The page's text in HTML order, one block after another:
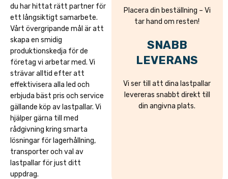
du har hittat rätt partner för
ett långsiktigt samarbete.
Vårt övergripande mål är att
skapa en smidig
produktionskedja för de
företag vi arbetar med. Vi
strävar alltid efter att
effektivisera alla led och
erbjuda bäst pris och service
gällande köp av lastpallar. Vi
hjälper gärna till med
rådgivning kring smarta
lösningar för lagerhållning,
transporter och val av
lastpallar för just ditt
uppdrag.
Placera din beställning – Vi
tar hand om resten!
SNABB
LEVERANS
Vi ser till att dina lastpallar
levereras snabbt direkt till
din angivna plats.